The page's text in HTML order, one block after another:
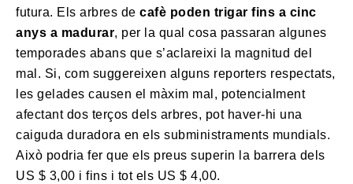
futura. Els arbres de cafè poden trigar fins a cinc
anys a madurar, per la qual cosa passaran algunes
temporades abans que s’aclareixi la magnitud del
mal. Si, com suggereixen alguns reporters respectats,
les gelades causen el màxim mal, potencialment
afectant dos terços dels arbres, pot haver-hi una
caiguda duradora en els subministraments mundials.
Això podria fer que els preus superin la barrera dels
US $ 3,00 i fins i tot els US $ 4,00.